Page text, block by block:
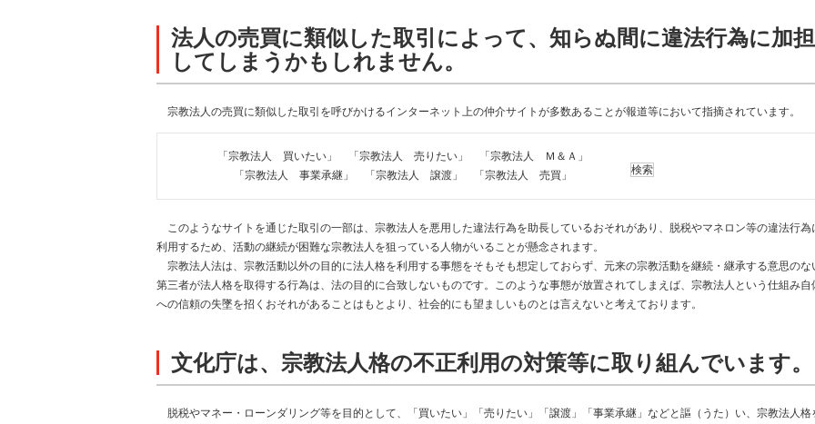
法人の売買に類似した取引によって、知らぬ間に違法行為に加担
してしまうかもしれません。
宗教法人の売買に類似した取引を呼びかけるインターネット上の仲介サイトが多数あることが報道等において指摘されています。
「宗教法人 買いたい」 「宗教法人 売りたい」 「宗教法人 Ｍ＆Ａ」
「宗教法人 事業承継」 「宗教法人 譲渡」 「宗教法人 売買」
検索
このようなサイトを通じた取引の一部は、宗教法人を悪用した違法行為を助長しているおそれがあり、脱税やマネロン等の違法行為
利用するため、活動の継続が困難な宗教法人を狙っている人物がいることが懸念されます。
宗教法人法は、宗教活動以外の目的に法人格を利用する事態をそもそも想定しておらず、元来の宗教活動を継続・継承する意思のな
第三者が法人格を取得する行為は、法の目的に合致しないものです。このような事態が放置されてしまえば、宗教法人という仕組み自
への信頼の失墜を招くおそれがあることはもとより、社会的にも望ましいものとは言えないと考えております。
文化庁は、宗教法人格の不正利用の対策等に取り組んでいます。
脱税やマネー・ローンダリング等を目的として、「買いたい」「売りたい」「譲渡」「事業承継」などと謳（うた）い、宗教法人格